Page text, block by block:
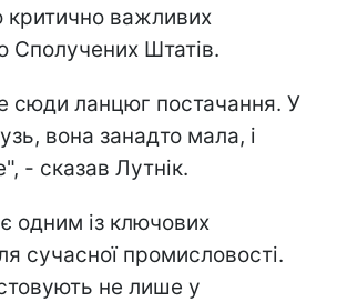
критично важливих
Сполучених Штатів.
сюди ланцюг постачання. У
вона занадто мала, і
- сказав Лутнік.
одним із ключових
сучасної промисловості.
не лише у